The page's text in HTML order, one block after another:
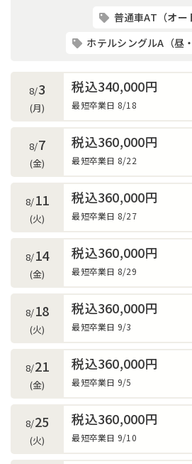
普通車AT（オー
ホテルシングルA（昼
8/3
(月)
税込340,000円
最短卒業日 8/18
8/7
(金)
税込360,000円
最短卒業日 8/22
8/11
(火)
税込360,000円
最短卒業日 8/27
8/14
(金)
税込360,000円
最短卒業日 8/29
8/18
(火)
税込360,000円
最短卒業日 9/3
8/21
(金)
税込360,000円
最短卒業日 9/5
8/25
(火)
税込360,000円
最短卒業日 9/10